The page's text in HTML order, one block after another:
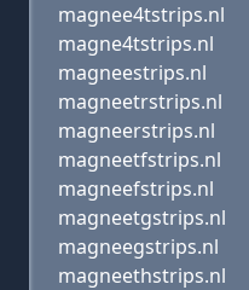
magnee4tstrips.nl
magne4tstrips.nl
magneestrips.nl
magneetrstrips.nl
magneerstrips.nl
magneetfstrips.nl
magneefstrips.nl
magneetgstrips.nl
magneegstrips.nl
magneethstrips.nl